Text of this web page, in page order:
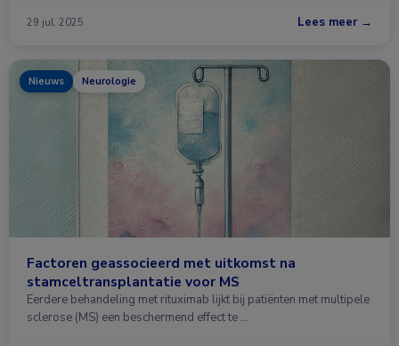
29 jul. 2025 Lees meer →
Nieuws Neurologie
Factoren geassocieerd met uitkomst na
stamceltransplantatie voor MS
Eerdere behandeling met rituximab lijkt bij patiënten met multipele
sclerose (MS) een beschermend effect te …